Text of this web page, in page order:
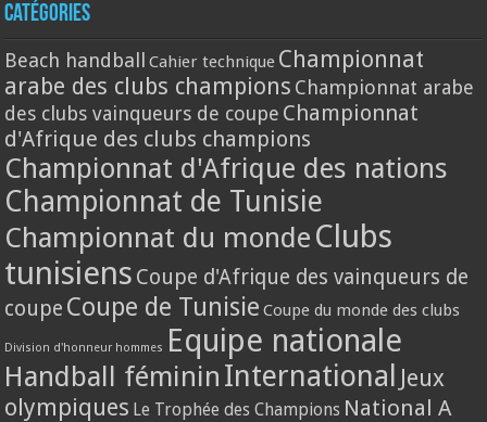
Catégories
Beach handball Cahier technique Championnat
arabe des clubs champions Championnat arabe
des clubs vainqueurs de coupe Championnat
d'Afrique des clubs champions
Championnat d'Afrique des nations
Championnat de Tunisie
Championnat du monde Clubs
tunisiens Coupe d'Afrique des vainqueurs de
coupe Coupe de Tunisie Coupe du monde des clubs
Division d'honneur hommes Equipe nationale
Handball féminin International Jeux
olympiques Le Trophée des Champions National A